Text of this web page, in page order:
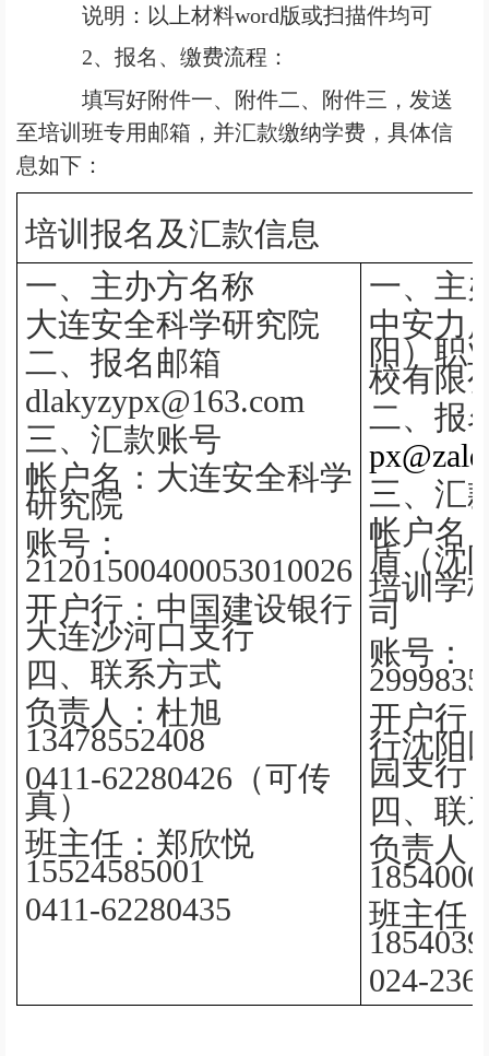
说明：以上材料word版或扫描件均可
2、报名、缴费流程：
填写好附件一、附件二、附件三，发送
至培训班专用邮箱，并汇款缴纳学费，具体信
息如下：
培训报名及汇款信息
一、主办方名称
大连安全科学研究院
二、报名邮箱
dlakyzypx@163.com
三、汇款账号
帐户名：大连安全科学
研究院
账号：
21201500400053010026
开户行：中国建设银行
大连沙河口支行
四、联系方式
负责人：杜旭
13478552408
0411-62280426 （可传
真）
班主任：郑欣悦
15524585001
0411-62280435
一、主
中安力
阳）职
校有限
二、报
三、汇
帐户名
盾（沈
培训学
司
账号：
开户行
行沈阳
园支行
四、联
负责人
班主任
024-